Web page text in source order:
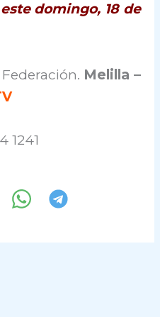
domingo, 18 de
Melilla –